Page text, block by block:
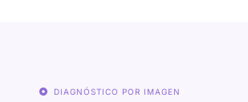
DIAGNÓSTICO POR IMAGEN